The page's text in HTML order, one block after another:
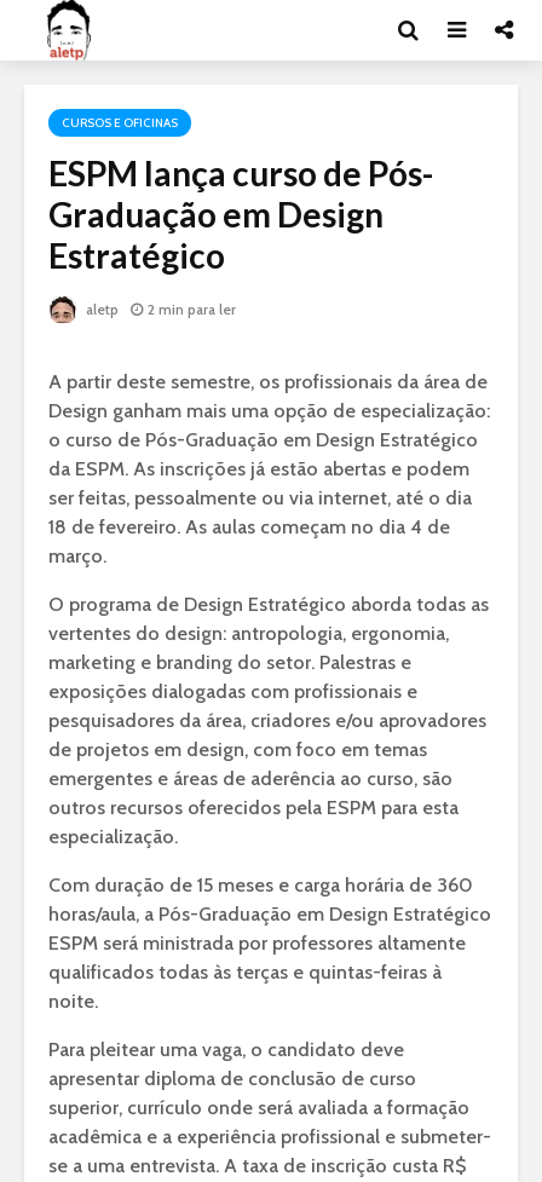
CURSOS E OFICINAS
ESPM lança curso de Pós-
Graduação em Design
Estratégico
aletp 2 min para ler
A partir deste semestre, os profissionais da área de
Design ganham mais uma opção de especialização:
o curso de Pós-Graduação em Design Estratégico
da ESPM. As inscrições já estão abertas e podem
ser feitas, pessoalmente ou via internet, até o dia
18 de fevereiro. As aulas começam no dia 4 de
março.
O programa de Design Estratégico aborda todas as
vertentes do design: antropologia, ergonomia,
marketing e branding do setor. Palestras e
exposições dialogadas com profissionais e
pesquisadores da área, criadores e/ou aprovadores
de projetos em design, com foco em temas
emergentes e áreas de aderência ao curso, são
outros recursos oferecidos pela ESPM para esta
especialização.
Com duração de 15 meses e carga horária de 360
horas/aula, a Pós-Graduação em Design Estratégico
ESPM será ministrada por professores altamente
qualificados todas às terças e quintas-feiras à
noite.
Para pleitear uma vaga, o candidato deve
apresentar diploma de conclusão de curso
superior, currículo onde será avaliada a formação
acadêmica e a experiência profissional e submeter-
se a uma entrevista. A taxa de inscrição custa R$